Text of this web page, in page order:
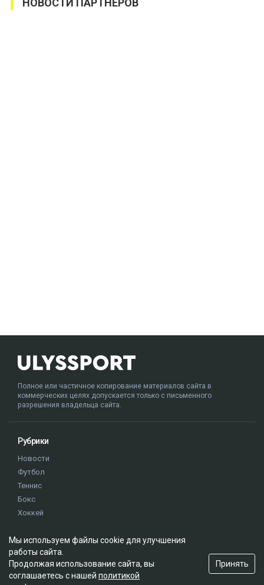
НОВОСТИ ПАРТНЕРОВ
Полное или частичное копирование материалов сайта в
коммерческих целях допускается только с письменного
разрешения владельца сайта.
Рубрики
Новости
Футбол
Теннис
Бокс
Хоккей
Истории
Олимпиада
Мы используем файлы cookie для улучшения
работы сайта.
Продолжая использование сайта, вы
соглашаетесь с нашей политикой
Принять